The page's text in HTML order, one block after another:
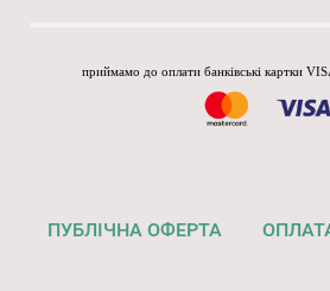
приймамо до оплати банківські картки
ПУБЛІЧНА ОФЕРТА